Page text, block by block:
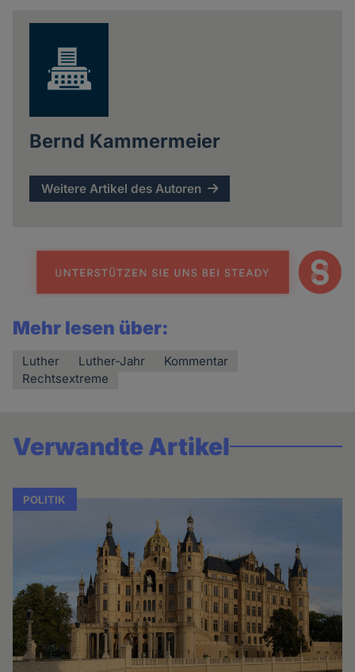
Bernd Kammermeier
Weitere Artikel des Autoren
Mehr lesen über:
Luther Luther-Jahr
Kommentar
Rechtsextreme
Verwandte Artikel
POLITIK